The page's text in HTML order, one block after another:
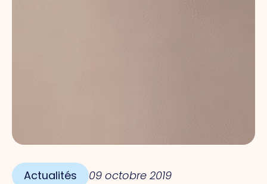
Actualités 09 octobre 2019